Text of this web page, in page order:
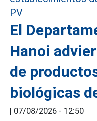
El
Hanoi
de
biológicas
| 07/08/2026 - 12:50